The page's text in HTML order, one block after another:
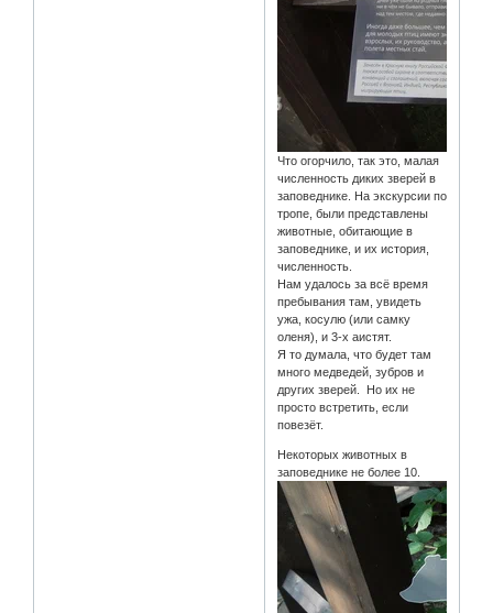
Что огорчило, так это, малая
численность диких зверей в
заповеднике. На экскурсии по
тропе, были представлены
животные, обитающие в
заповеднике, и их история,
численность.
Нам удалось за всё время
пребывания там, увидеть
ужа, косулю (или самку
оленя), и 3-х аистят.
Я то думала, что будет там
много медведей, зубров и
других зверей. Но их не
просто встретить, если
повезёт.
Некоторых животных в
заповеднике не более 10.